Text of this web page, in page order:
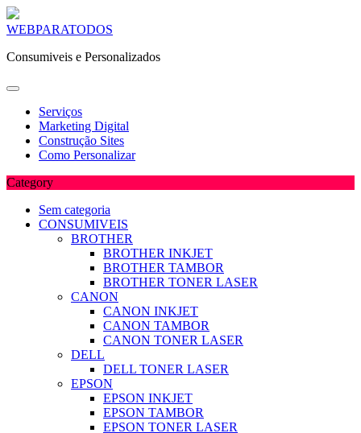
Skip
content
WEBPARATODOS
Consumiveis e Personalizados
Serviços
Marketing Digital
Construção Sites
Como Personalizar
Category
Sem categoria
CONSUMIVEIS
BROTHER
BROTHER INKJET
BROTHER TAMBOR
BROTHER TONER LASER
CANON
CANON INKJET
CANON TAMBOR
CANON TONER LASER
DELL
DELL TONER LASER
EPSON
EPSON INKJET
EPSON TAMBOR
EPSON TONER LASER